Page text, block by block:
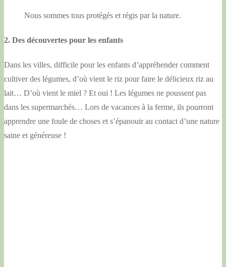
Nous sommes tous protégés et régis par la nature.
2. Des découvertes pour les enfants
Dans les villes, difficile pour les enfants d’appréhender comment
cultiver des légumes, d’où vient le riz pour faire le délicieux riz au
lait… D’où vient le miel ? Et oui ! Les légumes ne poussent pas
dans les supermarchés… Lors de vacances à la ferme, ils pourront
apprendre une foule de choses et s’épanouir au contact d’une nature
saine et généreuse !